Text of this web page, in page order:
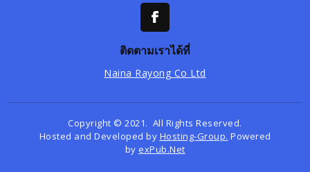
ติดตามเราได้ที่
Naina Rayong Co Ltd
Copyright © 2021. All Rights Reserved.
Hosted and Developed by Hosting-Group. Powered
by exPub.Net